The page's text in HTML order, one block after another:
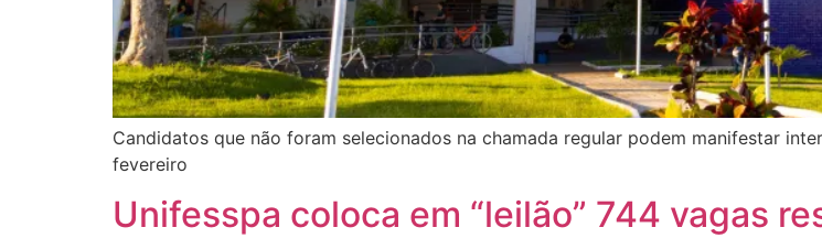
Candidatos que não foram selecionados na chamada regular podem manifestar
fevereiro
Unifesspa coloca em “leilão” 744 vagas